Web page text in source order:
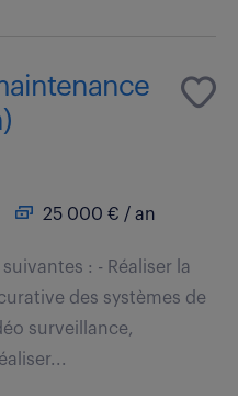
25 000 € / an
: - Réaliser la
des systèmes de
surveillance,